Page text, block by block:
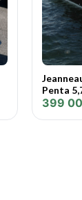
Penta
399